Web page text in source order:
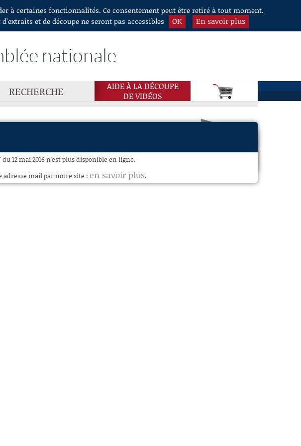
à certaines fonctionnalités. Ce consentement peut être retiré à tout moment.
et de découpe ne seront pas accessibles
OK En savoir plus
nationale
RECHERCHE
AIDE À LA DÉCOUPE
DE VIDÉOS
12 mai 2016 n'est plus disponible en ligne.
adresse mail par notre site : en savoir plus.